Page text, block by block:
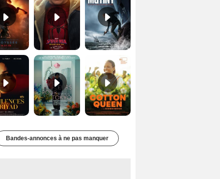
Les Silences de Riyad Bande-annonce VO STFR Cotton Queen Bande-annonce VO STFR
Bandes-annonces à ne pas manquer